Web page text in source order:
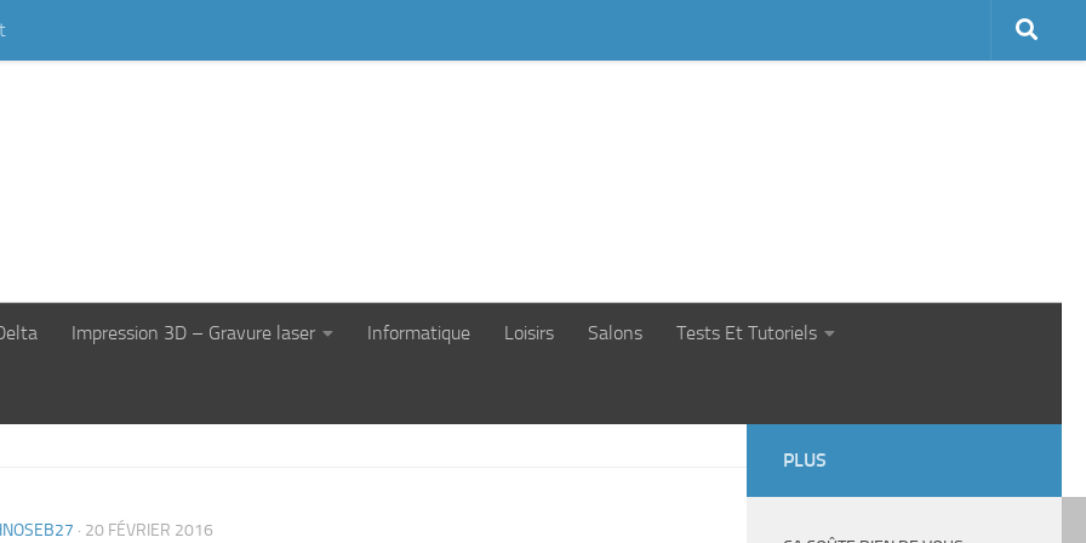
Impression 3D – Gravure laser Informatique Loisirs Salons Tests Et Tutoriels
· 20 FÉVRIER 2016
PLUS